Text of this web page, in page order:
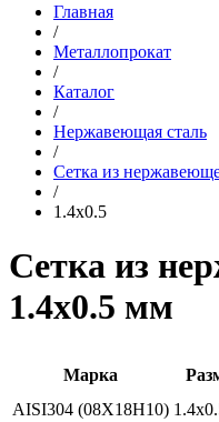
Главная
/
Металлопрокат
/
Каталог
/
Нержавеющая сталь
/
Сетка из
/
1.4x0.5
Сетка из
1.4x0.5 мм
Марка
AISI304 (08Х18Н10)